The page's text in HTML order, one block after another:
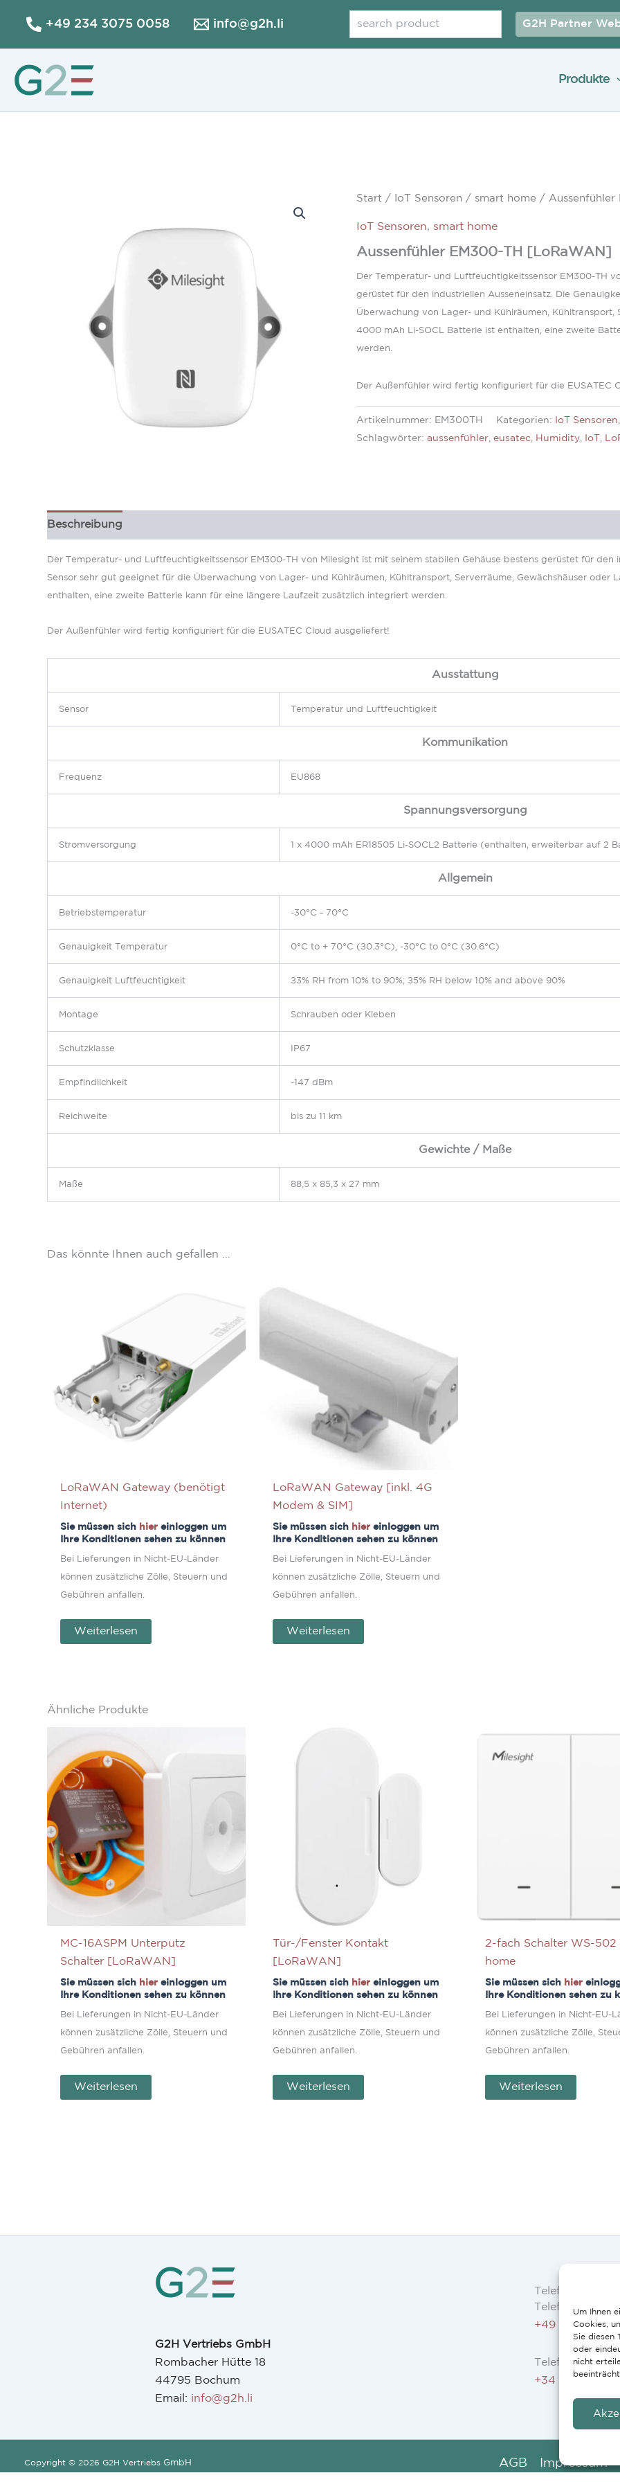
Um Ihnen
Cookies,
Sie diesen
oder
nicht
Inhalt
+49 234 3075 0058 info@g2h.li G2H Partner
Produkte
Start/ IoT Sensoren / smart home / Aussenfühler
IoT Sensoren, smart home
Aussenfühler EM300-TH [LoRaWAN]
Der Temperatur- und Luftfeuchtigkeitssensor EM300-TH
gerüstet für den industriellen Ausseneinsatz. Die
Überwachung von Lager- und Kühlräumen,
4000 mAh Li-SOCL Batterie ist enthalten, eine zweite
werden.
Der Außenfühler wird fertig konfiguriert für die EUSATEC
Artikelnummer: EM300TH Kategorien: IoT Sensoren
Schlagwörter: aussenfühler, eusatec, Humidity, IoT,
Beschreibung
Der Temperatur- und Luftfeuchtigkeitssensor EM300-TH von Milesight ist mit seinem stabilen Gehäuse bestens gerüstet für den
Sensor sehr gut geeignet für die Überwachung von Lager- und Kühlräumen, Kühltransport, Serverräume, Gewächshäuser oder
enthalten, eine zweite Batterie kann für eine längere Laufzeit zusätzlich integriert werden.
Der Außenfühler wird fertig konfiguriert für die EUSATEC Cloud ausgeliefert!
Ausstattung
Sensor Temperatur und Luftfeuchtigkeit
Kommunikation
Frequenz EU868
Spannungsversorgung
Stromversorgung 1 x 4000 mAh ER18505 Li-SOCL2 Batterie (enthalten, erweiterbar auf 2
Allgemein
Betriebstemperatur -30°C – 70°C
Genauigkeit Temperatur 0°C to + 70°C (±0.3°C), -30°C to 0°C (±0.6°C)
Genauigkeit Luftfeuchtigkeit ±3% RH from 10% to 90%; ±5% RH below 10% and above 90%
Montage Schrauben oder Kleben
Schutzklasse IP67
Empfindlichkeit -147 dBm
Reichweite bis zu 11 km
Gewichte / Maße
Maße 88,5 x 85,3 x 27 mm
Das könnte Ihnen auch gefallen …
LoRaWAN Gateway (benötigt
Internet)
Sie müssen sich hier einloggen um
Ihre Konditionen sehen zu können
Bei Lieferungen in Nicht-EU-Länder
können zusätzliche Zölle, Steuern und
Gebühren anfallen.
Weiterlesen
LoRaWAN Gateway [inkl. 4G
Modem & SIM]
Sie müssen sich hier einloggen um
Ihre Konditionen sehen zu können
Bei Lieferungen in Nicht-EU-Länder
können zusätzliche Zölle, Steuern und
Gebühren anfallen.
Weiterlesen
Ähnliche Produkte
MC-16ASPM Unterputz
Schalter [LoRaWAN]
Sie müssen sich hier einloggen um
Ihre Konditionen sehen zu können
Bei Lieferungen in Nicht-EU-Länder
können zusätzliche Zölle, Steuern und
Gebühren anfallen.
Weiterlesen
Tür-/Fenster Kontakt
[LoRaWAN]
Sie müssen sich hier einloggen um
Ihre Konditionen sehen zu können
Bei Lieferungen in Nicht-EU-Länder
können zusätzliche Zölle, Steuern und
Gebühren anfallen.
Weiterlesen
2-fach Schalter WS-502
home
Sie müssen sich hier
Ihre Konditionen sehen zu
Bei Lieferungen in Nicht-EU-
können zusätzliche Zölle,
Gebühren anfallen.
Weiterlesen
G2H Vertriebs GmbH
Rombacher Hütte 18
44795 Bochum
Email: info@g2h.li
Telefon
Telefon AT, DE:
+49 234 3075
Telefon ES,
+34 91 946 44
Copyright © 2026 G2H Vertriebs GmbH AGB Impressum